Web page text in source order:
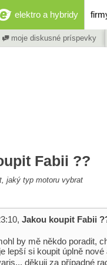
elektro a hybridy
moje diskusné príspevky
Fabii ??
jaký typ motoru vybrat
Jakou koupit Fabii
by mě někdo poradit,
lepší si koupit úplně
děkuji za případné